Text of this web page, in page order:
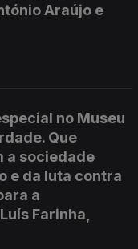
Araújo e
no Museu
Que
a sociedade
e da luta contra
a
Farinha,